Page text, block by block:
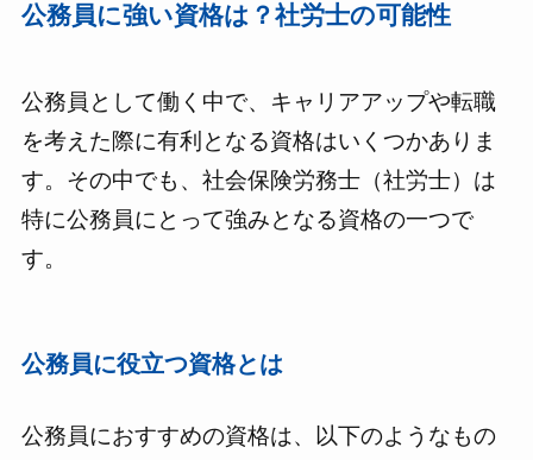
公務員に強い資格は？社労士の可能性
公務員として働く中で、キャリアアップや転職
を考えた際に有利となる資格はいくつかありま
す。その中でも、社会保険労務士（社労士）は
特に公務員にとって強みとなる資格の一つで
す。
公務員に役立つ資格とは
公務員におすすめの資格は、以下のようなもの